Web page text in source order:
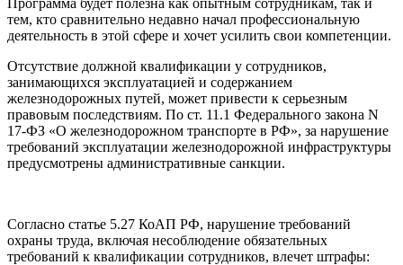
тем, кто сравнительно недавно начал профессиональную
деятельность в этой сфере и хочет усилить свои компетенции.
Отсутствие должной квалификации у сотрудников,
занимающихся эксплуатацией и содержанием
железнодорожных путей, может привести к серьезным
правовым последствиям. По ст. 11.1 Федерального закона N
17-ФЗ «О железнодорожном транспорте в РФ», за нарушение
требований эксплуатации железнодорожной инфраструктуры
предусмотрены административные санкции.
Согласно статье 5.27 КоАП РФ, нарушение требований
охраны труда, включая несоблюдение обязательных
требований к квалификации сотрудников, влечет штрафы: